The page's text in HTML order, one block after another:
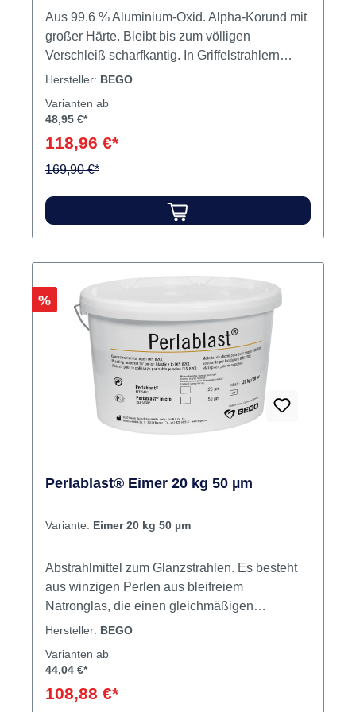
Aus 99,6 % Aluminium-Oxid. Alpha-Korund mit
großer Härte. Bleibt bis zum völligen
Verschleiß scharfkantig. In Griffelstrahlern
angewendet empfiehlt sich Korox® 250 µm,
Einbettmassenresten und Oxiden besonders
edelmetallfreien Legierungen vor dem
keramischen Brand. Durch die hohe Reinheit
Legierungsoberfläche ausgeschlossen.
Korox® entspricht den Vorschriften der
Hersteller: BEGO
Varianten ab
48,95 €*
118,96 €*
169,90 €*
Rabatt
%
Perlablast® Eimer 20 kg 50 µm
Variante: Eimer 20 kg 50 µm
Abstrahlmittel zum Glanzstrahlen. Es besteht
aus winzigen Perlen aus bleifreiem
Natronglas, die einen gleichmäßigen
Seidenglanz erzielen. Die kontrollierte
hohe Gebrauchsfreundlichkeit für effizientes,
Metallverlust ein, weil die Oberfläche verdichtet
Hersteller: BEGO
Varianten ab
44,04 €*
108,88 €*